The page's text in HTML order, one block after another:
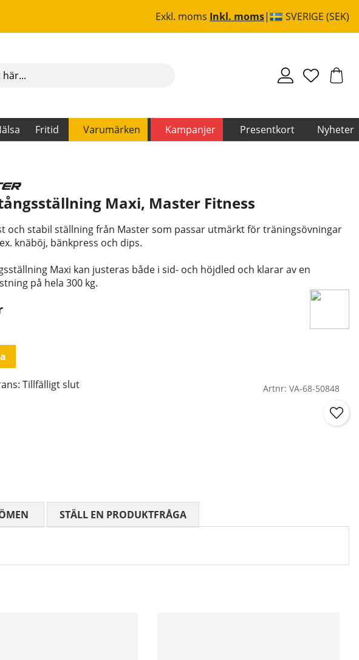
Exkl. moms Inkl. moms SVERIGE (SEK)
Fritid Varumärken Kampanjer Presentkort Nyheter
Maxi, Master Fitness
och stabil ställning från Master som passar utmärkt för träningsövningar
knäböj, bänkpress och dips.
Maxi kan justeras både i sid- och höjdled och klarar av en
på hela 300 kg.
Tillfälligt slut Artnr: VA-68-50848
MEDELBETYG 0 AV 5 ANTAL BETYG 0
STÄLL EN PRODUKTFRÅGA